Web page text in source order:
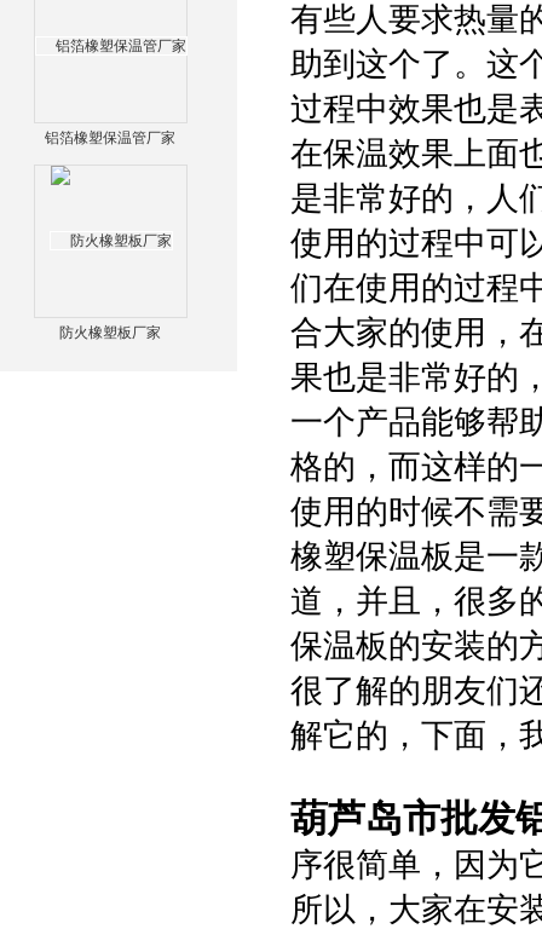
铝箔橡塑保温管厂家
防火橡塑板厂家
有些人要求热量
助到这个了。这
过程中效果也是
在保温效果上面
是非常好的，人
使用的过程中可
们在使用的过程
合大家的使用，
果也是非常好的
一个产品能够帮
格的，而这样的
使用的时候不需
橡塑保温板是一
道，并且，很多
保温板的安装的
很了解的朋友们
解它的，下面，
葫芦岛市批发
序很简单，因为
所以，大家在安